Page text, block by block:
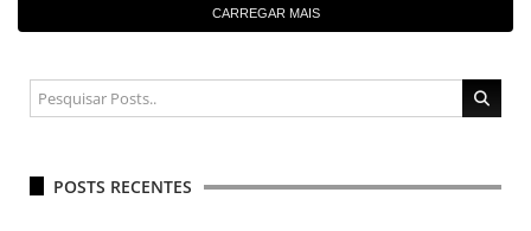
CARREGAR MAIS
POSTS RECENTES